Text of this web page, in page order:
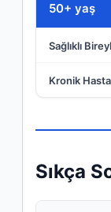
50+ yaş
Sıkça